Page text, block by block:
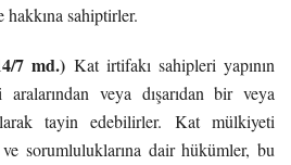
hakkına sahiptirler.
7 md.) Kat irtifakı sahipleri yapının
veya dışarıdan bir veya
tayin edebilirler. Kat mülkiyeti
sorumluluklarına dair hükümler, bu